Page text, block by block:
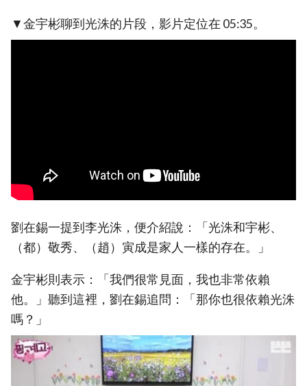
▼金宇彬聊到光洙的片段，影片定位在 05:35。
劉在錫一提到李光洙，便介紹說：「光洙和宇彬、
（都）敬秀、（趙）寅成是家人一樣的存在。」
金宇彬則表示：「我們很常見面，我也非常依賴
他。」聽到這裡，劉在錫追問：「那你也很依賴光洙
嗎？」